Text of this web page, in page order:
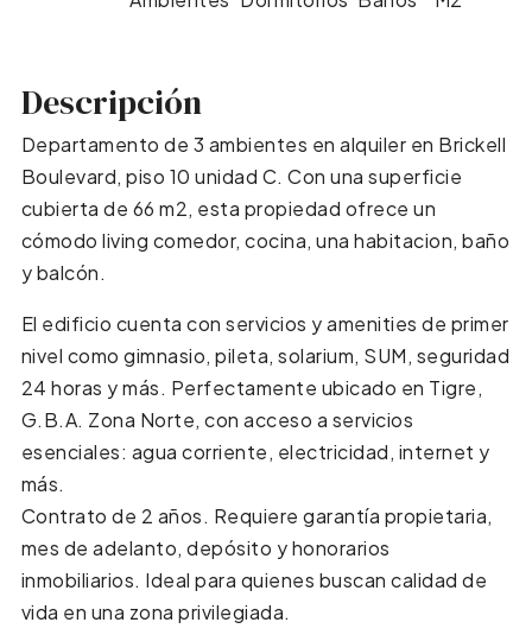
Descripción
Departamento de 3 ambientes en alquiler en Brickell
Boulevard, piso 10 unidad C. Con una superficie
cubierta de 66 m2, esta propiedad ofrece un
cómodo living comedor, cocina, una habitacion, baño
y balcón.
El edificio cuenta con servicios y amenities de primer
nivel como gimnasio, pileta, solarium, SUM, seguridad
24 horas y más. Perfectamente ubicado en Tigre,
G.B.A. Zona Norte, con acceso a servicios
esenciales: agua corriente, electricidad, internet y
más.
Contrato de 2 años. Requiere garantía propietaria,
mes de adelanto, depósito y honorarios
inmobiliarios. Ideal para quienes buscan calidad de
vida en una zona privilegiada.